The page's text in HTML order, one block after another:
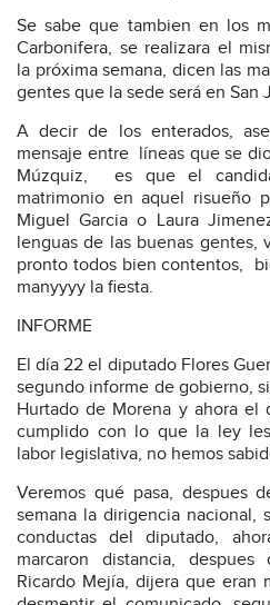
Se sabe que tambien en los
Carbonifera, se realizara el
la próxima semana, dicen las
gentes que la sede será en San
A decir de los enterados,
mensaje entre líneas que se
Múzquiz,
es que el
matrimonio en aquel risueño
Miguel Garcia o Laura
lenguas de las buenas gentes,
pronto todos bien contentos,
manyyyy la fiesta.
INFORME
El día 22 el diputado Flores
segundo informe de gobierno,
Hurtado de Morena y ahora el
cumplido con lo que la ley
labor legislativa, no hemos
Veremos qué pasa, despues
semana la dirigencia nacional,
conductas del diputado,
marcaron distancia,
Ricardo Mejía, dijera que eran